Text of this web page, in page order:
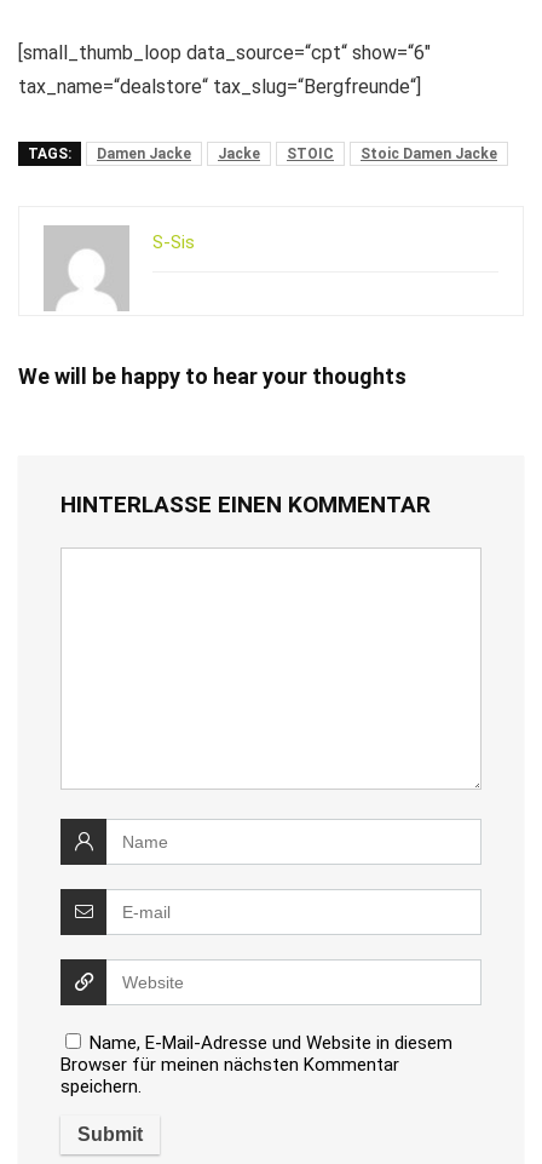
[small_thumb_loop data_source=“cpt“ show=“6″
tax_name=“dealstore“ tax_slug=“Bergfreunde“]
TAGS: Damen Jacke Jacke STOIC Stoic Damen Jacke
S-Sis
We will be happy to hear your thoughts
HINTERLASSE EINEN KOMMENTAR
Name, E-Mail-Adresse und Website in diesem
Browser für meinen nächsten Kommentar
speichern.